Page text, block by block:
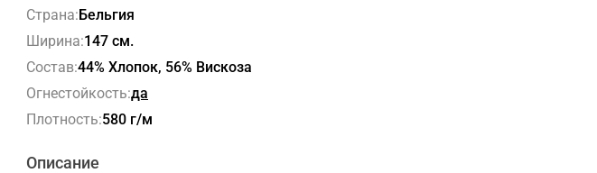
Страна:Бельгия
Ширина:147 см.
Состав:44% Хлопок, 56% Вискоза
Огнестойкость:да
Плотность:580 г/м
Описание